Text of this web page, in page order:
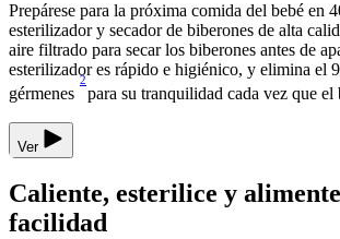
Prepárese para la próxima comida del bebé en
esterilizador y secador de biberones de alta
aire filtrado para secar los biberones antes de
esterilizador es rápido e higiénico, y elimina el
gérmenes
2
para su tranquilidad cada vez que el
Ver
Caliente, esterilice y
facilidad